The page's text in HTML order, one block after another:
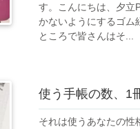
す。こんにちは、夕立
かないようにするゴム
ところで皆さんはそ...
使う手帳の数、1
それは使うあなたの性